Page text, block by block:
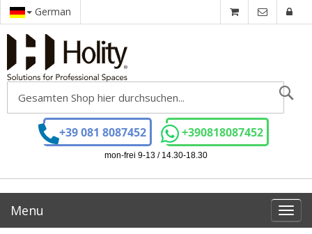
German
+39 081 8087452 +390818087452
mon-frei 9-13 / 14.30-18.30
Menu